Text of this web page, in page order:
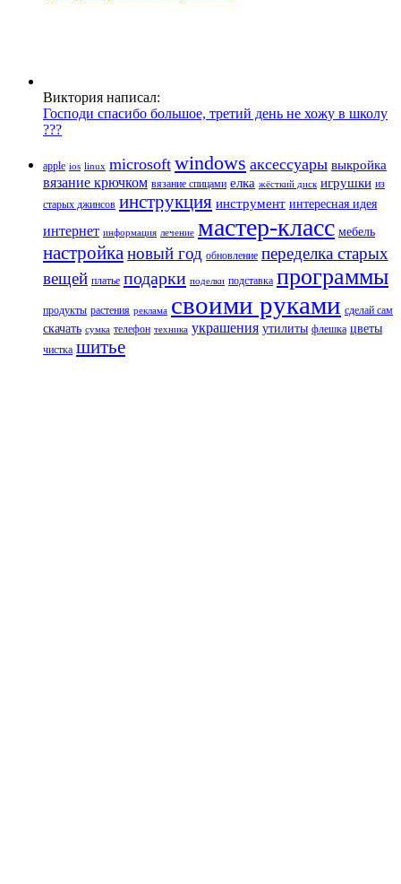
Виктория написал:
Господи спасибо большое, третий день не хожу в школу
???
apple ios linux microsoft windows аксессуары выкройка
вязание крючком вязание спицами елка жёсткий диск игрушки из
старых джинсов инструкция инструмент интересная идея
интернет информация лечение мастер-класс мебель
настройка новый год обновление переделка старых
вещей платье подарки поделки подставка программы
продукты растения реклама своими руками сделай сам
скачать сумка телефон техника украшения утилиты флешка цветы
чистка шитье